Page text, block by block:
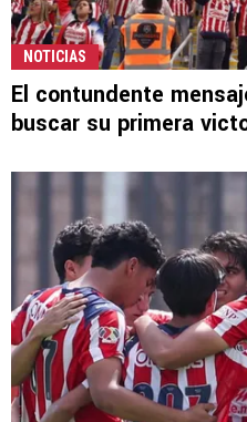
NOTICIAS
El contundente
buscar su primera